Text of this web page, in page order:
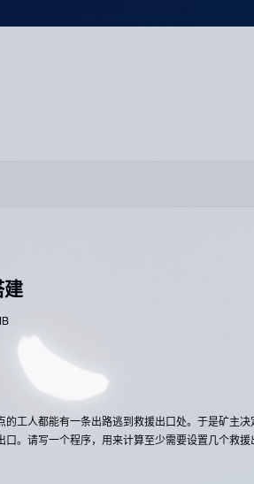
工人都能有一条出路逃到救援出口处。于是矿主决
。请写一个程序，用来计算至少需要设置几个救援